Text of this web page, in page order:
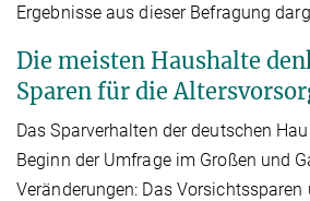
Ergebnisse aus dieser Befragung
Die meisten Haushalte
Sparen für die
Das Sparverhalten der deutschen
Beginn der Umfrage im Großen und
Veränderungen: Das Vorsichtssparen